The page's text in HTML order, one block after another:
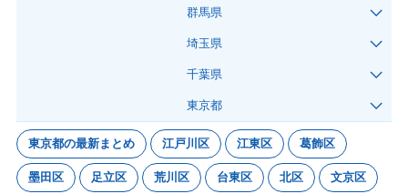
群馬県
埼玉県
千葉県
東京都
東京都の最新まとめ 江戸川区 江東区 葛飾区
墨田区 足立区 荒川区 台東区 北区 文京区